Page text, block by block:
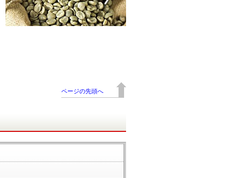
ページの先頭へ